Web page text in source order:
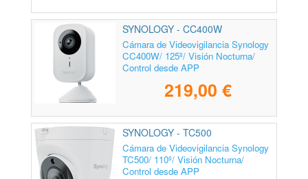
SYNOLOGY - CC400W
Cámara de Videovigilancia Synology
CC400W/ 125º/ Visión Nocturna/
Control desde APP
219,00 €
SYNOLOGY - TC500
Cámara de Videovigilancia Synology
TC500/ 110º/ Visión Nocturna/
Control desde APP